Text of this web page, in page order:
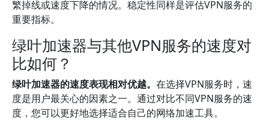
繁掉线或速度下降的情况。稳定性同样是评估VPN服务的
重要指标。
绿叶加速器与其他VPN服务的速度对
比如何？
绿叶加速器的速度表现相对优越。 在选择VPN服务时，速
度是用户最关心的因素之一。通过对比不同VPN服务的速
度，您可以更好地选择适合自己的网络加速工具。